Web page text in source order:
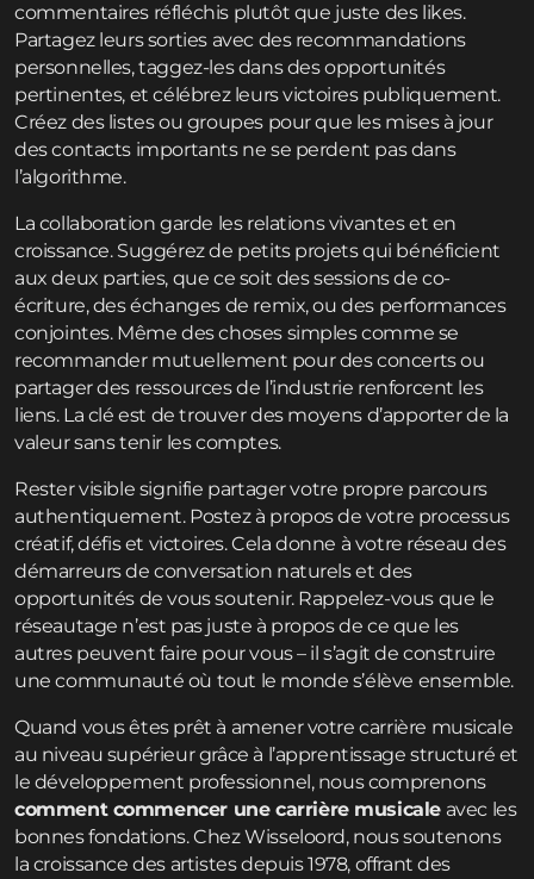
commentaires réfléchis plutôt que juste des likes.
Partagez leurs sorties avec des recommandations
personnelles, taggez-les dans des opportunités
pertinentes, et célébrez leurs victoires publiquement.
Créez des listes ou groupes pour que les mises à jour
des contacts importants ne se perdent pas dans
l’algorithme.
La collaboration garde les relations vivantes et en
croissance. Suggérez de petits projets qui bénéficient
aux deux parties, que ce soit des sessions de co-
écriture, des échanges de remix, ou des performances
conjointes. Même des choses simples comme se
recommander mutuellement pour des concerts ou
partager des ressources de l’industrie renforcent les
liens. La clé est de trouver des moyens d’apporter de la
valeur sans tenir les comptes.
Rester visible signifie partager votre propre parcours
authentiquement. Postez à propos de votre processus
créatif, défis et victoires. Cela donne à votre réseau des
démarreurs de conversation naturels et des
opportunités de vous soutenir. Rappelez-vous que le
réseautage n’est pas juste à propos de ce que les
autres peuvent faire pour vous – il s’agit de construire
une communauté où tout le monde s’élève ensemble.
Quand vous êtes prêt à amener votre carrière musicale
au niveau supérieur grâce à l’apprentissage structuré et
le développement professionnel, nous comprenons
comment commencer une carrière musicale avec les
bonnes fondations. Chez Wisseloord, nous soutenons
la croissance des artistes depuis 1978, offrant des